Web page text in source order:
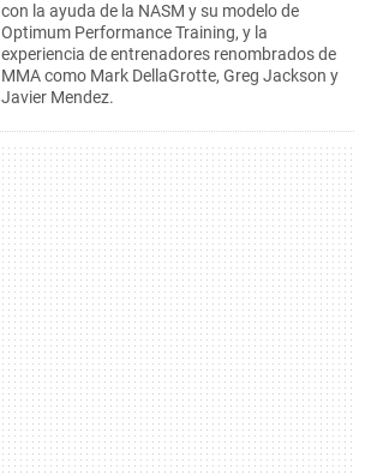
con la ayuda de la NASM y su modelo de
Optimum Performance Training, y la
experiencia de entrenadores renombrados de
MMA como Mark DellaGrotte, Greg Jackson y
Javier Mendez.